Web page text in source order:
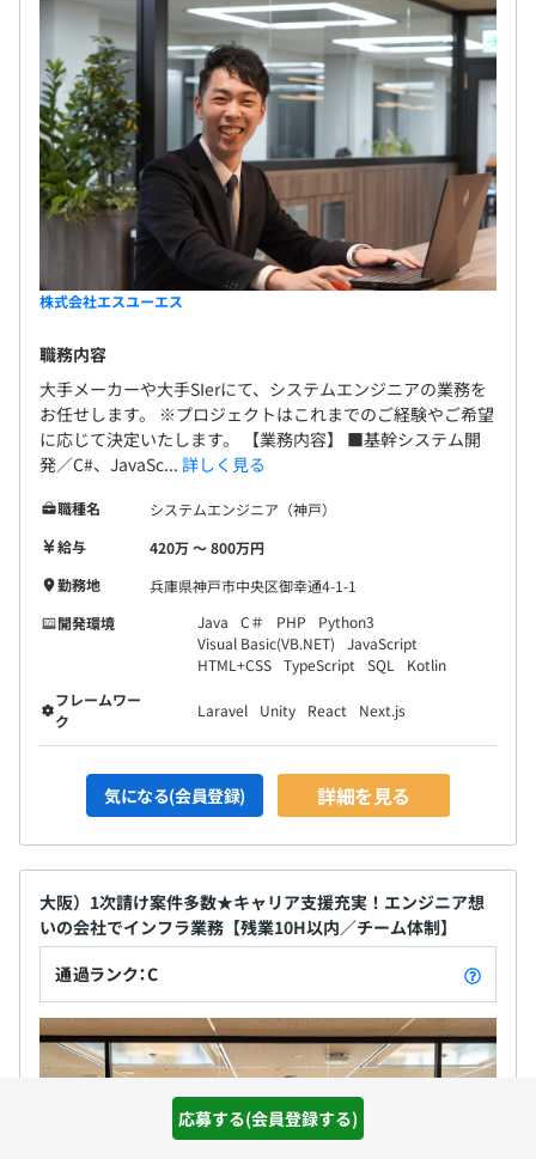
応募する(会員登録する)
株式会社エスユーエス
職務内容
大手メーカーや大手SIerにて、システムエンジニアの業務を
お任せします。 ※プロジェクトはこれまでのご経験やご希望
に応じて決定いたします。 【業務内容】 ■基幹システム開
発／C#、JavaSc... 詳しく見る
職種名
システムエンジニア（神戸）
給与
420万 〜 800万円
勤務地
兵庫県神戸市中央区御幸通4-1-1
開発環境
Java C＃ PHP
Python3
Visual Basic(VB.NET)
JavaScript
HTML+CSS TypeScript SQL
Kotlin
フレームワー
ク
Laravel Unity React Next.js
気になる(会員登録) 詳細を見る
大阪）1次請け案件多数★キャリア支援充実！エンジニア想
いの会社でインフラ業務【残業10H以内／チーム体制】
通過ランク：C